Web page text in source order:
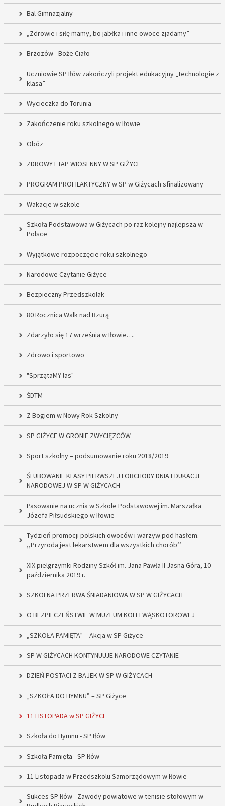
Bal Gimnazjalny
„Zdrowie i siłę mamy, bo jabłka i inne owoce zjadamy”
Brzozów - Boże Ciało
Uczniowie SP Iłów zakończyli projekt edukacyjny „Technologie z
klasą”
Wycieczka do Torunia
Zakończenie roku szkolnego w Iłowie
Obóz
ZDROWY ETAP WIOSENNY W SP GIŻYCE
PROGRAM PROFILAKTYCZNY w SP w Giżycach sfinalizowany
Wakacje w szkole
Szkoła Podstawowa w Giżycach po raz kolejny najlepsza w
Polsce
Wyjątkowe rozpoczęcie roku szkolnego
Narodowe Czytanie Giżyce
Bezpieczny Przedszkolak
80 Rocznica Walk nad Bzurą
Zdarzyło się 17 września w Iłowie….
Zdrowo i sportowo
"SprzątaMY las"
ŚDTM
Z Bogiem w Nowy Rok Szkolny
SP GIŻYCE W GRONIE ZWYCIĘZCÓW
Sport szkolny – podsumowanie roku 2018/2019
ŚLUBOWANIE KLASY PIERWSZEJ I OBCHODY DNIA EDUKACJI
NARODOWEJ W SP W GIŻYCACH
Pasowanie na ucznia w Szkole Podstawowej im. Marszałka
Józefa Piłsudskiego w Iłowie
Tydzień promocji polskich owoców i warzyw pod hasłem.
,,Przyroda jest lekarstwem dla wszystkich chorób’’
XIX pielgrzymki Rodziny Szkół im. Jana Pawła II Jasna Góra, 10
października 2019 r.
SZKOLNA PRZERWA ŚNIADANIOWA W SP W GIŻYCACH
O BEZPIECZEŃSTWIE W MUZEUM KOLEI WĄSKOTOROWEJ
„SZKOŁA PAMIĘTA” – Akcja w SP Giżyce
SP W GIŻYCACH KONTYNUUJE NARODOWE CZYTANIE
DZIEŃ POSTACI Z BAJEK W SP W GIŻYCACH
„SZKOŁA DO HYMNU” – SP Giżyce
11 LISTOPADA w SP GIŻYCE
Szkoła do Hymnu - SP Iłów
Szkoła Pamięta - SP Iłów
11 Listopada w Przedszkolu Samorządowym w Iłowie
Sukces SP Iłów - Zawody powiatowe w tenisie stołowym w